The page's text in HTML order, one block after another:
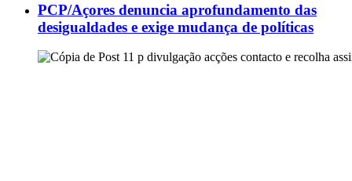
PCP/Açores denuncia aprofundamento das
desigualdades e exige mudança de políticas